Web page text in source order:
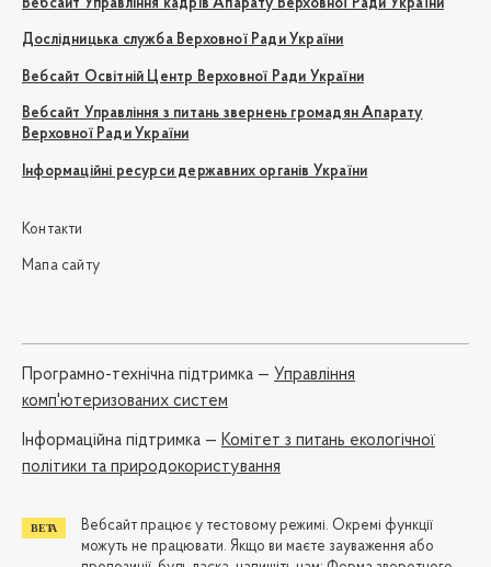
Вебсайт Управління кадрів Апарату Верховної Ради України
Дослідницька служба Верховної Ради України
Вебсайт Освітній Центр Верховної Ради України
Вебсайт Управління з питань звернень громадян Апарату
Верховної Ради України
Інформаційні ресурси державних органів України
Контакти
Мапа сайту
Програмно-технічна підтримка — Управління
комп'ютеризованих систем
Iнформаційна підтримка — Комітет з питань екологічної
політики та природокористування
Вебсайт працює у тестовому режимі. Окремі функції
можуть не працювати. Якщо ви маєте зауваження або